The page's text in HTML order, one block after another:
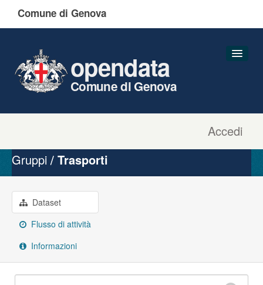
Comune di Genova
Accedi
opendata
Comune di Genova
Organizzazioni
Gruppi
Informazioni
Gruppi Trasporti
Dataset
Flusso di attività
Informazioni